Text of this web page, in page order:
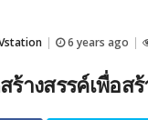
6 years ago
ร้างสรรค์เพื่อส